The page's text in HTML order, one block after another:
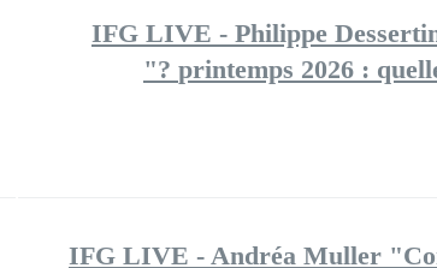
IFG LIVE - Philippe
printemps 2026 :
IFG LIVE - Andréa Muller